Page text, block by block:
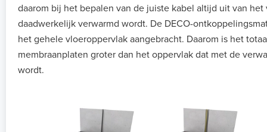
daarom bij het bepalen van de juiste kabel altijd uit van
daadwerkelijk verwarmd wordt. De DECO-
het gehele vloeroppervlak aangebracht. Daarom is het
membraanplaten groter dan het oppervlak dat met de
wordt.